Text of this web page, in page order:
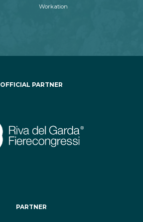
Workation
OFFICIAL PARTNER
PARTNER